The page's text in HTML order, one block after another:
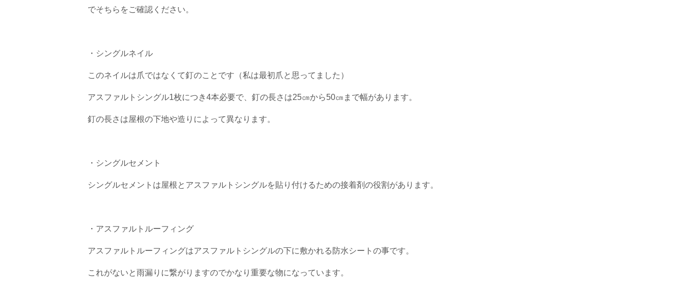
でそちらをご確認ください。
・シングルネイル
このネイルは爪ではなくて釘のことです（私は最初爪と思ってました）
アスファルトシングル1枚につき4本必要で、釘の長さは25㎝から50㎝まで幅があります。
釘の長さは屋根の下地や造りによって異なります。
・シングルセメント
シングルセメントは屋根とアスファルトシングルを貼り付けるための接着剤の役割があります。
・アスファルトルーフィング
アスファルトルーフィングはアスファルトシングルの下に敷かれる防水シートの事です。
これがないと雨漏りに繋がりますのでかなり重要な物になっています。